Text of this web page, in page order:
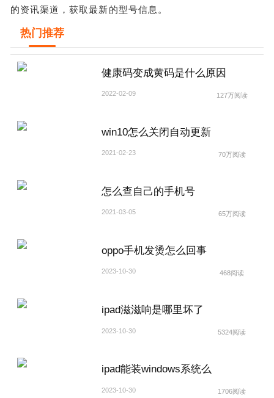
的资讯渠道，获取最新的型号信息。
热门推荐
健康码变成黄码是什么原因
2022-02-09 127万阅读
win10怎么关闭自动更新
2021-02-23 70万阅读
怎么查自己的手机号
2021-03-05 65万阅读
oppo手机发烫怎么回事
2023-10-30 468阅读
ipad滋滋响是哪里坏了
2023-10-30 5324阅读
ipad能装windows系统么
2023-10-30 1706阅读